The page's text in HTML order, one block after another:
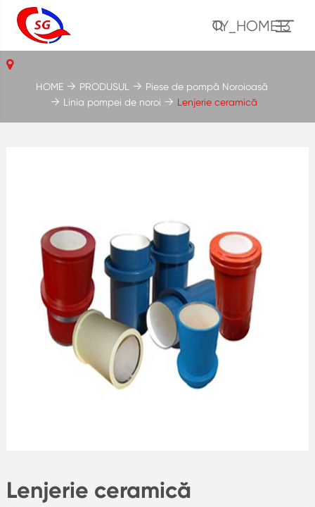
TY_HOME13
Lenjerie ceramică
HOME PRODUSUL
Piese de pompă Noroioasă
Linia pompei de noroi
Lenjerie ceramică